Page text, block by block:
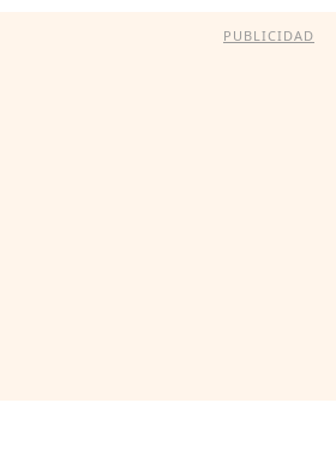
PUBLICIDAD